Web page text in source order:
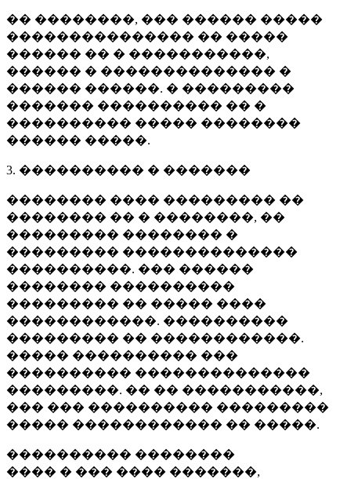
�� ��������, ��� ������ �����
��������������� �� �����
������ �� � �����������,
������ � �������������� �
������ ������. � ���������
������� ���������� �� �
���������� ����� ��������
������ �����.
3. ���������� � �������
�������� ���� ��������� ��
�������� �� � ��������, ��
��������� �������� �
��������� ��������������
����������. ��� ������
�������� ����������
��������� �� ����� ����
������������. ����������
��������� �� ������������.
����� ���������� ���
���������� ��������������
���������. �� �� �����������,
��� ��� ���������� ���������
����� ������������ �� �����.
���������� ��������
���� � ��� ���� �������,